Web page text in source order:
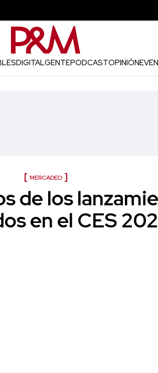
DIGITALGENTEPODCASTOPINIÓN
MERCADEO
de los
en el CES